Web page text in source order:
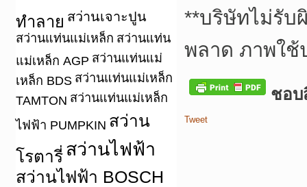
ทำลาย สว่านเจาะปูน
สว่านแท่นแม่เหล็ก สว่านแท่น
แม่เหล็ก AGP สว่านแท่นแม่
เหล็ก BDS สว่านแท่นแม่เหล็ก
TAMTON สว่านแท่นแม่เหล็ก
ไฟฟ้า PUMPKIN สว่าน
โรตารี่ สว่านไฟฟ้า
สว่านไฟฟ้า BOSCH
**บริษัทไม่รับ
พลาด ภาพใ
ชอบ
Tweet